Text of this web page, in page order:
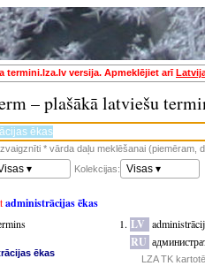
termini.lza.lv versija. Apmeklējiet arī
– plašākā latviešu
* vārda daļu meklēšanai (piemēram,
▾ Kolekcijas: Visas ▾
administrācijas ēkas
ēkas
LV
RU
LZA TK